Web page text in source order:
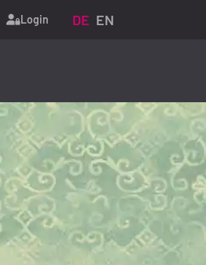
Login Sprache auswählen
DE EN